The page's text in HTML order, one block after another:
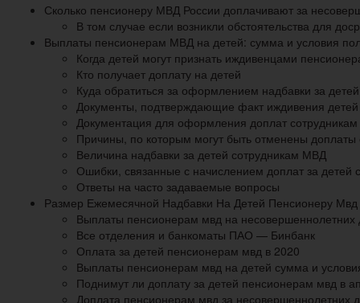
Сколько пенсионеру МВД России доплачивают за
В том случае если возникли обстоятельства для
Выплаты пенсионерам МВД на детей: сумма и условия
Когда детей могут признать иждивенцами
Кто получает доплату на детей
Куда обратиться за оформлением надбавки за детей
Документы, подтверждающие факт иждивения
Документация для оформления доплат
Причины, по которым могут быть отменены
Величина надбавки за детей сотрудникам МВД
Ошибки, связанные с начислением доплат за детей
Ответы на часто задаваемые вопросы
Размер Ежемесячной Надбавки На Детей Пенсионеру
Выплаты пенсионерам мвд на несовершеннолетних
Все отделения и банкоматы ПАО — Бинбанк
Оплата за детей пенсионерам мвд в 2020
Выплаты пенсионерам мвд на детей сумма и
Поднимут ли доплату за детей пенсионерам мвд в
Доплата пенсионерам мвд за несовершеннолетних